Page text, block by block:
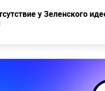
у Зеленского